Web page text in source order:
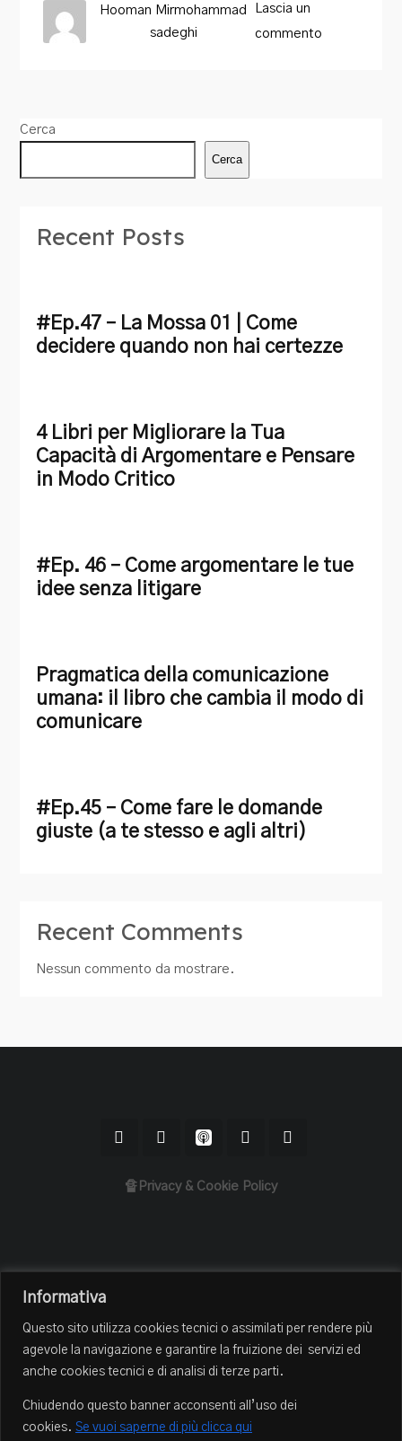
Informativa
Questo sito utilizza cookies tecnici o assimilati per rendere più
agevole la navigazione e garantire la fruizione dei servizi ed
anche cookies tecnici e di analisi di terze parti.
Chiudendo questo banner acconsenti all’uso dei
cookies. Se vuoi saperne di più clicca qui
Lascia un
commento
Hooman Mirmohammad
sadeghi
Cerca
Cerca
Recent Posts
#Ep.47 – La Mossa 01 | Come
decidere quando non hai certezze
4 Libri per Migliorare la Tua
Capacità di Argomentare e Pensare
in Modo Critico
#Ep. 46 – Come argomentare le tue
idee senza litigare
Pragmatica della comunicazione
umana: il libro che cambia il modo di
comunicare
#Ep.45 – Come fare le domande
giuste (a te stesso e agli altri)
Recent Comments
Nessun commento da mostrare.
🔏Privacy & Cookie Policy
Chi sono
Episodi
Blog